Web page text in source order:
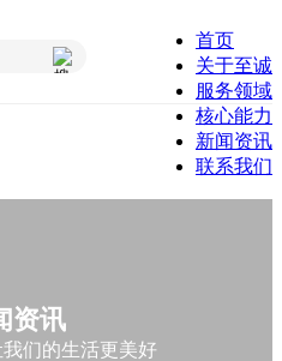
首页
关于至诚
服务领域
核心能力
新闻资讯
联系我们
资讯
们的生活更美好